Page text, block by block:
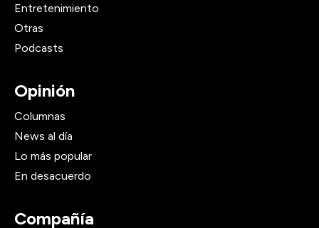
Entretenimiento
Otras
Podcasts
Opinión
Columnas
News al día
Lo más popular
En desacuerdo
Compañía